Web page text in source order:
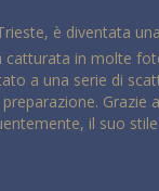
è diventata
in molte
a una serie di
il suo